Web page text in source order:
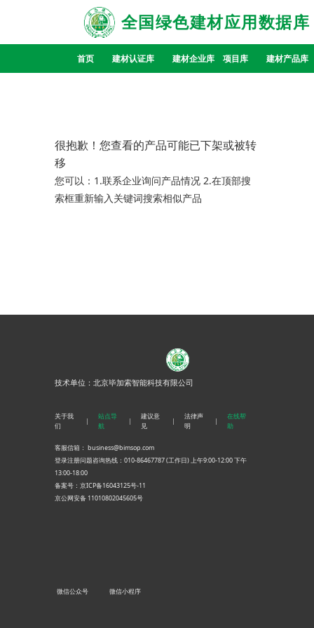
全国绿色建材应用数据库
首页 建材认证库 建材企业库 项目库 建材产品库
很抱歉！您查看的产品可能已下架或被转
移
您可以：1.联系企业询问产品情况 2.在顶部搜
索框重新输入关键词搜索相似产品
技术单位：北京毕加索智能科技有限公司
关于我
们
站点导
航
建议意
见
法律声
明
在线帮
助
客服信箱： business@bimsop.com
登录注册问题咨询热线：010-86467787 (工作日) 上午9:00-12:00 下午
13:00-18:00
备案号：京ICP备16043125号-11
京公网安备 11010802045605号
微信公众号 微信小程序